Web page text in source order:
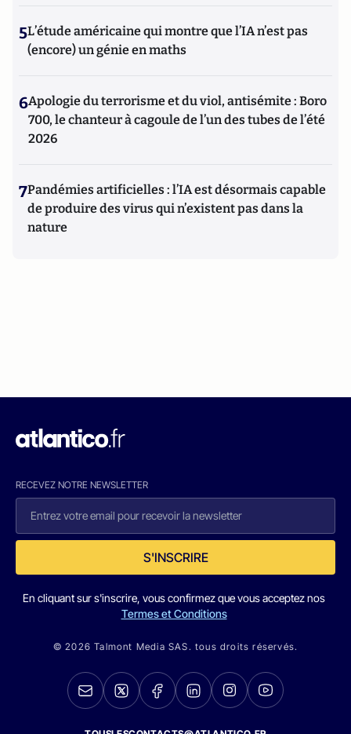
5L’étude américaine qui montre que l’IA n’est pas
(encore) un génie en maths
6Apologie du terrorisme et du viol, antisémite : Boro
700, le chanteur à cagoule de l’un des tubes de l’été
2026
7Pandémies artificielles : l’IA est désormais capable
de produire des virus qui n’existent pas dans la
nature
RECEVEZ NOTRE NEWSLETTER
S'INSCRIRE
En cliquant sur s'inscrire, vous confirmez que vous acceptez nos
Termes et Conditions
© 2026 Talmont Media SAS. tous droits réservés.